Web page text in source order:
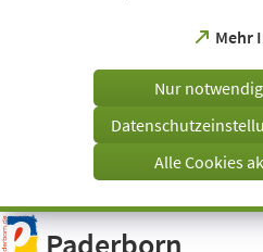
Visuelle
Assistenzsoftware
Mehr
(Öffnet
einem
Tab)
Nur
Alle Cookies
Paderborn